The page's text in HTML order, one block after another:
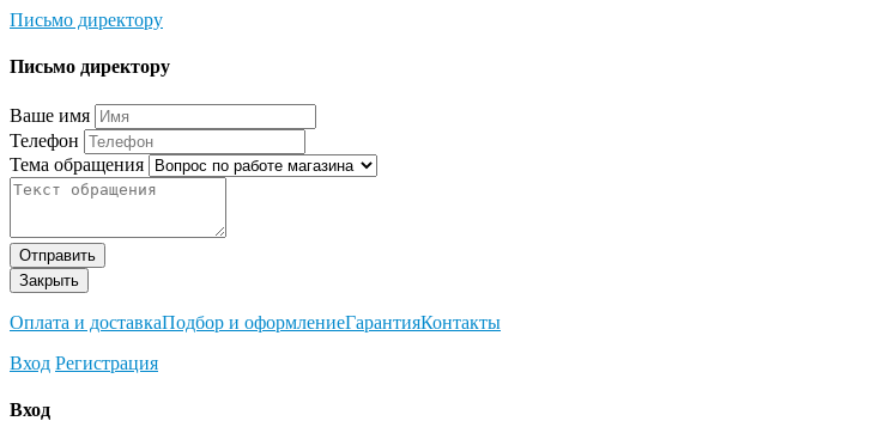
Письмо директору
Письмо директору
Ваше имя
Телефон
Тема обращения
Отправить
Закрыть
Оплата и доставкаПодбор и оформлениеГарантияКонтакты
Вход Регистрация
Вход